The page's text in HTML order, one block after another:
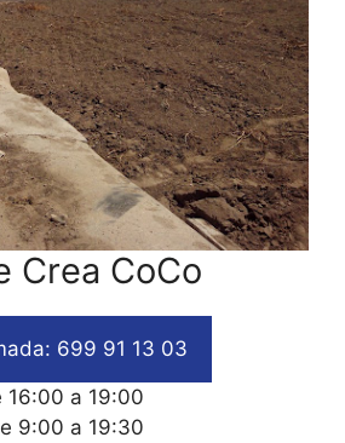
Crea CoCo
699 91 13 03
16:00 a 19:00
9:00 a 19:30